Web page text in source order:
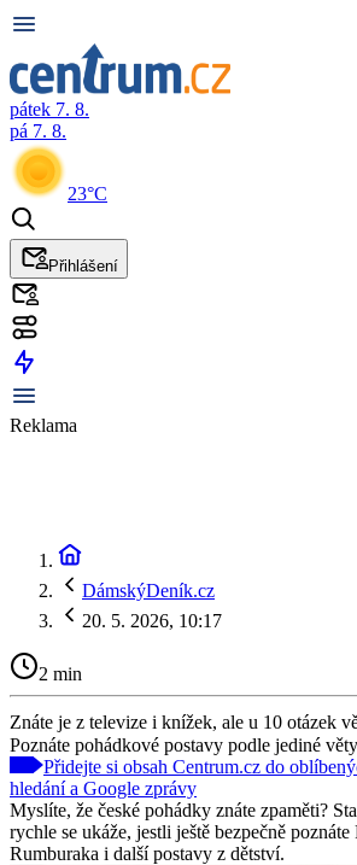
pátek 7. 8.
pá 7. 8.
23°C
Přihlášení
Reklama
DámskýDeník.cz
20. 5. 2026, 10:17
2 min
Znáte je z televize i knížek, ale u 10 otázek
Poznáte pohádkové postavy podle jediné
Přidejte si obsah Centrum.cz do
hledání a Google zprávy
Myslíte, že české pohádky znáte zpaměti?
rychle se ukáže, jestli ještě bezpečně
Rumburaka i další postavy z dětství.